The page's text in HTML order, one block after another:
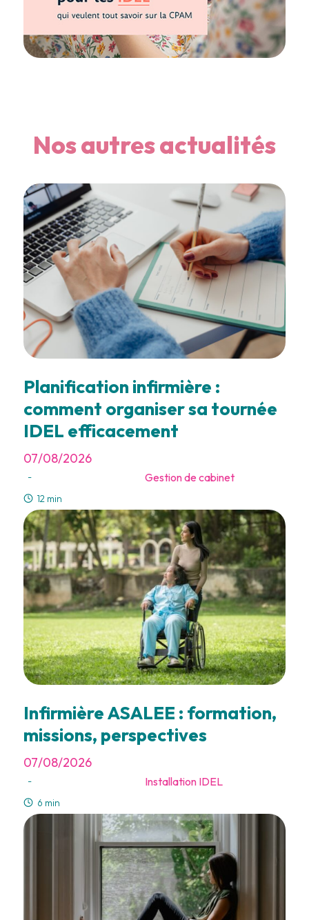
Nos autres actualités
Planification infirmière :
comment organiser sa tournée
IDEL efficacement
07/08/2026
- Gestion de cabinet
12 min
Infirmière ASALEE : formation,
missions, perspectives
07/08/2026
- Installation IDEL
6 min